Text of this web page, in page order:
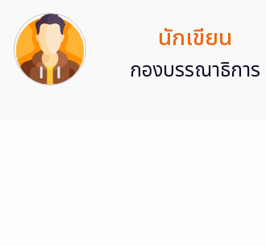
นักเขียน
กองบรรณาธิการ